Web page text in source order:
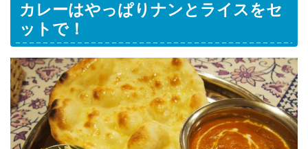
カレーはやっぱりナンとライスをセ
ットで！